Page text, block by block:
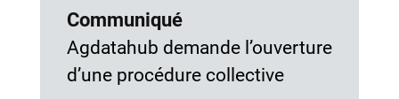
Communiqué
Agdatahub demande l’ouverture
d’une procédure collective